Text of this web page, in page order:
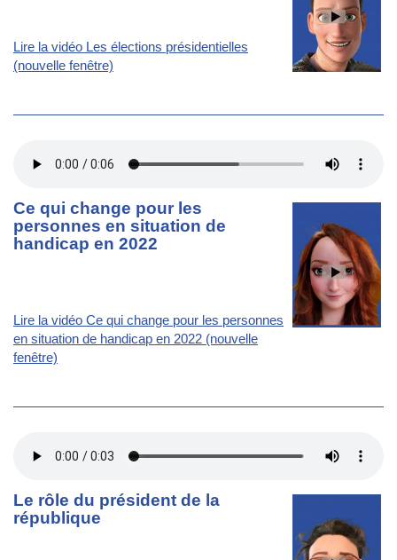
Lire la vidéo Les élections présidentielles
(nouvelle fenêtre)
Ce qui change pour les
personnes en situation de
handicap en 2022
Lire la vidéo Ce qui change pour les personnes
en situation de handicap en 2022 (nouvelle
fenêtre)
Le rôle du président de la
république